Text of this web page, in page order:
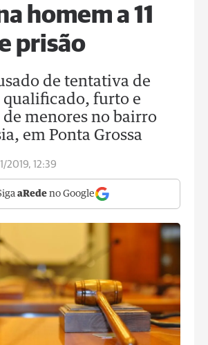
homem a 11
prisão
de tentativa de
furto e
menores no bairro
em Ponta Grossa
2019, 12:39
aRede no Google